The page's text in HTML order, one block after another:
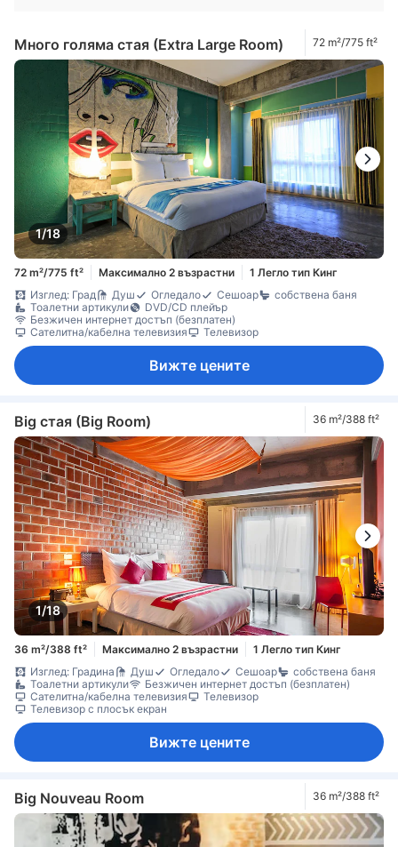
Много голяма стая (Extra Large Room) 72 m²/775 ft²
1/18
72 m²/775 ft² Максимално 2 възрастни
1 Легло тип Кинг
Изглед: Град
Душ Огледало Сешоар
собствена баня
Тоалетни артикули
DVD/CD плейър
Безжичен интернет достъп (безплатен)
Сателитна/кабелна телевизия
Телевизор
Вижте цените
Big стая (Big Room) 36 m²/388 ft²
1/18
36 m²/388 ft² Максимално 2 възрастни
1 Легло тип Кинг
Изглед: Градина
Душ Огледало Сешоар
собствена баня
Тоалетни артикули
Безжичен интернет достъп (безплатен)
Сателитна/кабелна телевизия
Телевизор
Телевизор с плосък екран
Вижте цените
Big Nouveau Room 36 m²/388 ft²